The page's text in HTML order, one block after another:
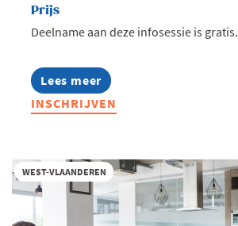
Prijs
Deelname aan deze infosessie is gratis.
Lees meer
about
Infosessie:
MBA
INSCHRIJVEN
WEST-VLAANDEREN